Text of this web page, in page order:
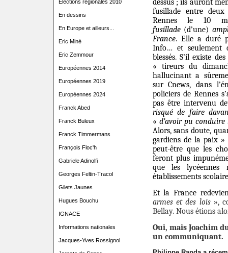
Elections régionales 2010
En dessins
En Europe et ailleurs...
Eric Miné
Eric Zemmour
Européennes 2014
Européennes 2019
Européennes 2024
Franck Abed
Franck Buleux
Franck Timmermans
François Floc'h
Gabriele Adinolfi
Georges Feltin-Tracol
Gilets Jaunes
Hugues Bouchu
IGNACE
Informations nationales
Jacques-Yves Rossignol
dessus ; ils auront
fusillade entre
Rennes le 10
fusillade(d’une)
France. Elle a duré
Info… et seulement
blessés. S’il existe
« tireurs du
hallucinant a
sur Cnews, dans
policiers de Rennes
pas être intervenu
risqué de faire
« d’avoir pu conduire
Alors, sans doute,
gardiens de la paix
peut-être que les
feront plus
que les lycéennes
établissements
Et la France
armes et des lois »,
Bellay. Nous étions
Oui, mais Joachim
un communiquant.